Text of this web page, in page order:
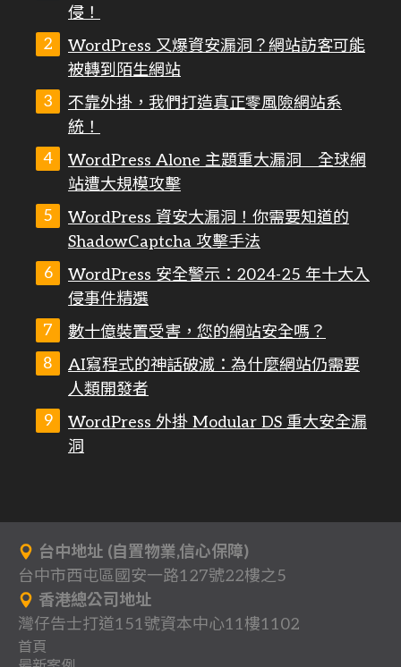
侵！
WordPress 又爆資安漏洞？網站訪客可能
被轉到陌生網站
不靠外掛，我們打造真正零風險網站系
統！
WordPress Alone 主題重大漏洞 全球網
站遭大規模攻擊
WordPress 資安大漏洞！你需要知道的
ShadowCaptcha 攻擊手法
WordPress 安全警示：2024-25 年十大入
侵事件精選
數十億裝置受害，您的網站安全嗎？
AI寫程式的神話破滅：為什麼網站仍需要
人類開發者
WordPress 外掛 Modular DS 重大安全漏
洞
台中地址 (自置物業,信心保障)
台中市西屯區國安一路127號22樓之5
香港總公司地址
灣仔告士打道151號資本中心11樓1102
首頁